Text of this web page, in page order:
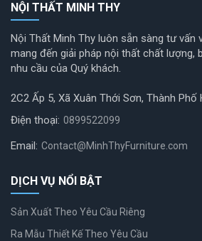
NỘI THẤT MINH THY
Nội Thất Minh Thy luôn sẵn sàng tư vấn
mang đến giải pháp nội thất chất lượng,
nhu cầu của Quý khách.
2C2 Ấp 5, Xã Xuân Thới Sơn, Thành Phố
Điện thoại: 0899522099
Email: Contact@MinhThyFurniture.com
DỊCH VỤ NỔI BẬT
Sản Xuất Theo Yêu Cầu Riêng
Ra Mẫu Thiết Kế Theo Yêu Cầu